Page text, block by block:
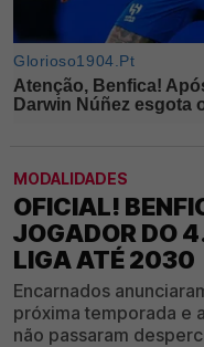
MODALIDADES
OFICIAL!
JOGADOR DO
LIGA ATÉ 2030
Encarnados
próxima temporada e
não passaram